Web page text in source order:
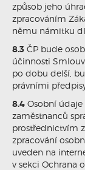
způsob jeho
zpracováním
němu námitku
8.3 ČP bude
účinnosti
po dobu delší,
právními
8.4 Osobní
zaměstnanců
prostřednictvím
zpracování
uveden na
v sekci Ochrana